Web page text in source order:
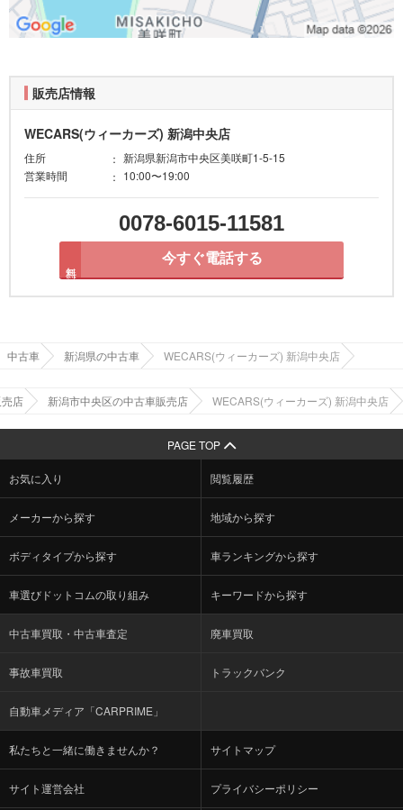
販売店情報
WECARS(ウィーカーズ) 新潟中央店
住所
新潟県新潟市中央区美咲町1-5-15
営業時間
10:00〜19:00
0078-6015-11581
今すぐ電話する
中古車 新潟県の中古車 WECARS(ウィーカーズ) 新潟中央店
店 新潟市中央区の中古車販売店 WECARS(ウィーカーズ) 新潟中央店
PAGE TOP
お気に入り 閲覧履歴
メーカーから探す 地域から探す
ボディタイプから探す 車ランキングから探す
車選びドットコムの取り組み キーワードから探す
中古車買取・中古車査定 廃車買取
事故車買取 トラックバンク
自動車メディア「CARPRIME」
私たちと一緒に働きませんか？ サイトマップ
サイト運営会社 プライバシーポリシー